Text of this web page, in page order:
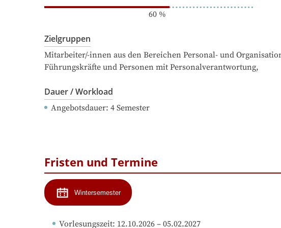
60%
Zielgruppen
Mitarbeiter/-innen aus den Bereichen Personal- und
Führungskräfte und Personen mit Personalverantwortung,
Dauer / Workload
Angebotsdauer: 4 Semester
Fristen und Termine
Wintersemester
Vorlesungszeit: 12.10.2026 – 05.02.2027